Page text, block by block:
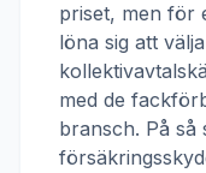
priset, men för
löna sig att
med de
bransch. På så